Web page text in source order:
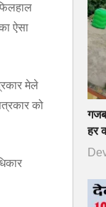
ऐसा
मेले
को
हर